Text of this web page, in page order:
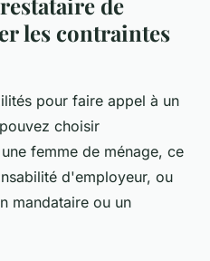
les contraintes
pour faire appel à un
choisir
femme de ménage, ce
d'employeur, ou
mandataire ou un